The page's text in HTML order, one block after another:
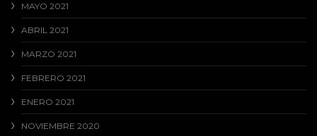
MAYO 2021
ABRIL 2021
MARZO 2021
FEBRERO 2021
ENERO 2021
NOVIEMBRE 2020